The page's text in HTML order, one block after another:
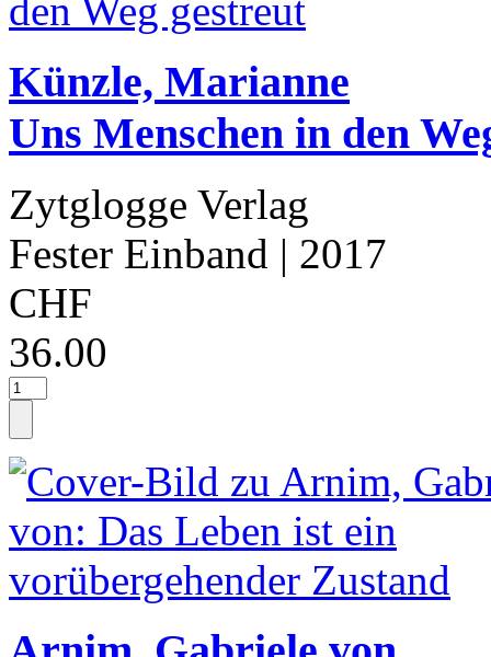
Künzle, Marianne
Uns Menschen in den
Zytglogge Verlag
Fester Einband | 2017
CHF
36.00